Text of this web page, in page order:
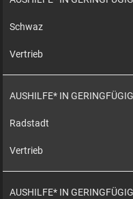
Schwaz
Vertrieb
AUSHILFE* IN
Radstadt
Vertrieb
AUSHILFE* IN